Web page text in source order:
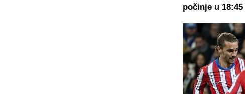
počinje u